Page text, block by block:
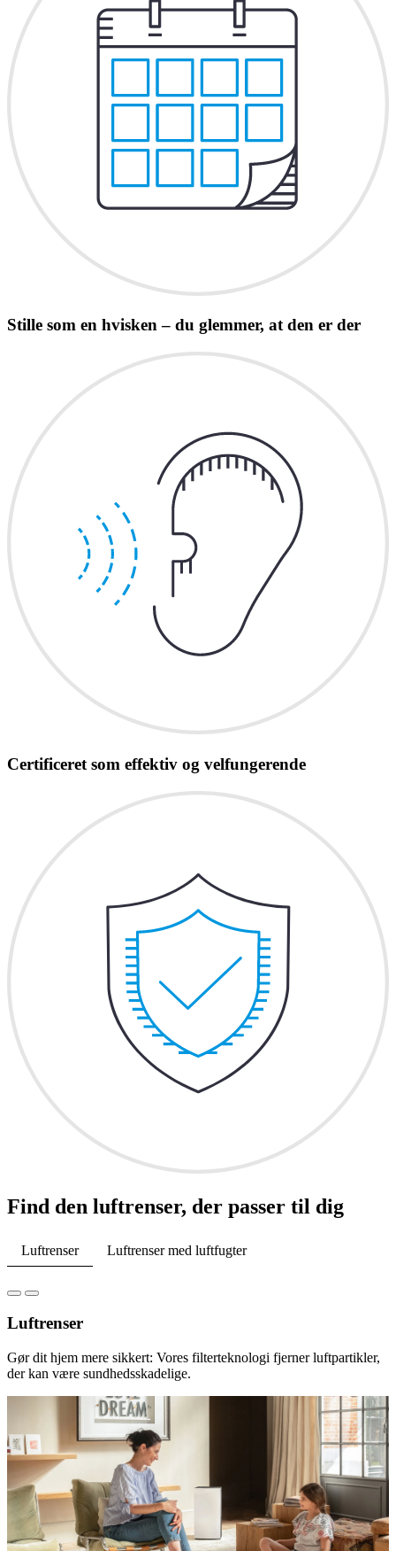
Stille som en hvisken – du glemmer, at den er der
Certificeret som effektiv og velfungerende
Find den luftrenser, der passer til dig
Luftrenser Luftrenser med luftfugter
Luftrenser
Gør dit hjem mere sikkert: Vores filterteknologi fjerner luftpartikler,
der kan være sundhedsskadelige.